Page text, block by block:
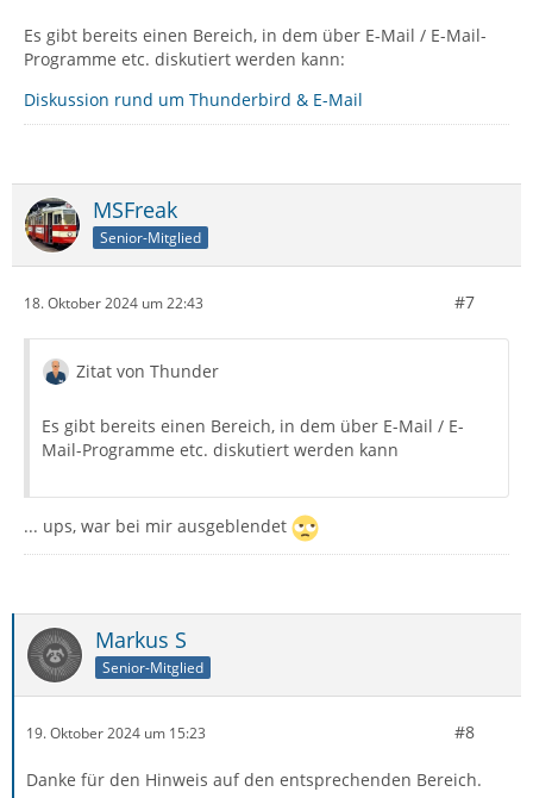
Es gibt bereits einen Bereich, in dem über E-Mail / E-Mail-
Programme etc. diskutiert werden kann:
Diskussion rund um Thunderbird & E-Mail
MSFreak
Senior-Mitglied
18. Oktober 2024 um 22:43 #7
Zitat von Thunder
Es gibt bereits einen Bereich, in dem über E-Mail / E-
Mail-Programme etc. diskutiert werden kann
... ups, war bei mir ausgeblendet
Markus S
Senior-Mitglied
19. Oktober 2024 um 15:23 #8
Danke für den Hinweis auf den entsprechenden Bereich.